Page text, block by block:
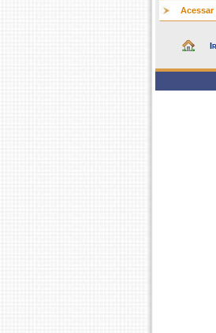
Acessar